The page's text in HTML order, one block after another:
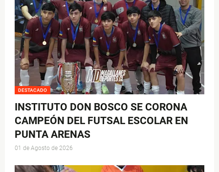
DESTACADO
INSTITUTO DON BOSCO SE CORONA
CAMPEÓN DEL FUTSAL ESCOLAR EN
PUNTA ARENAS
01 de Agosto de 2026